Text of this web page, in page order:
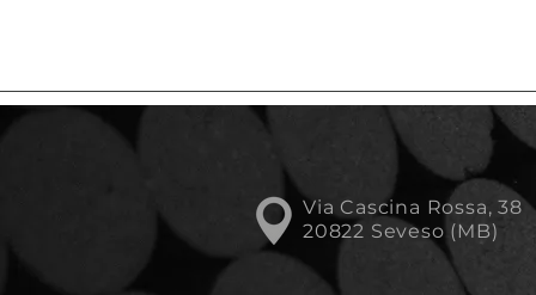
Via Cascina Rossa, 38
20822 Seveso (MB)